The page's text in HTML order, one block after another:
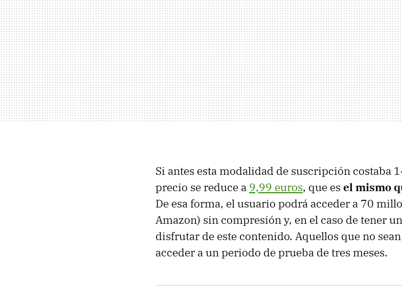
Si antes esta modalidad de suscripción costaba
precio se reduce a 9,99 euros, que es el mismo
De esa forma, el usuario podrá acceder a 70
Amazon) sin compresión y, en el caso de tener
disfrutar de este contenido. Aquellos que no
acceder a un periodo de prueba de tres meses.